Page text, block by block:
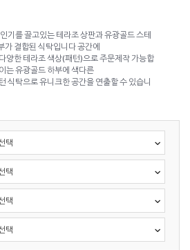
기를 끌고있는 테라조 상판과 유광골드 스테
가 결합된 식탁입니다 공간에
양한 테라조 색상(패턴)으로 주문제작 가능합
는 유광골드 하부에 색다른
식탁으로 유니크한 공간을 연출할 수 있습니